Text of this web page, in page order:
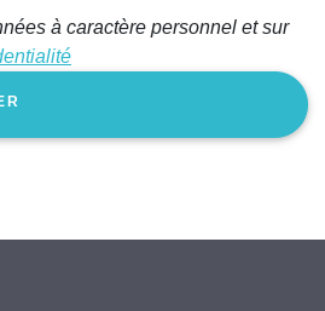
à caractère personnel et sur